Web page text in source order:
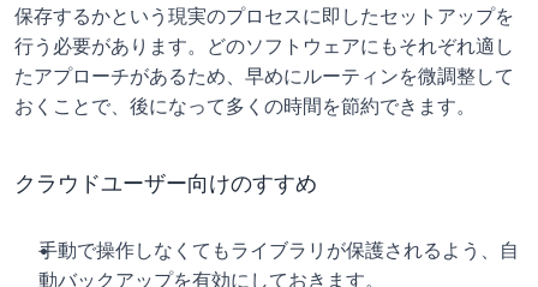
保存するかという現実のプロセスに即したセットアップを
行う必要があります。どのソフトウェアにもそれぞれ適し
たアプローチがあるため、早めにルーティンを微調整して
おくことで、後になって多くの時間を節約できます。
クラウドユーザー向けのすすめ
手動で操作しなくてもライブラリが保護されるよう、自
動バックアップを有効にしておきます。